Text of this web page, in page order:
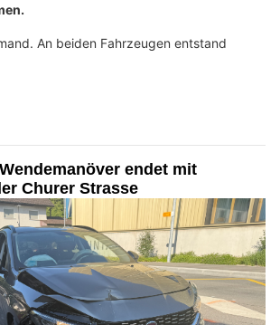
An beiden Fahrzeugen entstand
endet mit
Churer Strasse